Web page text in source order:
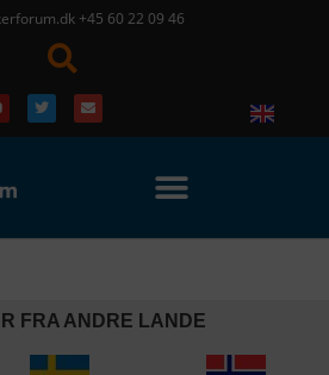
+45 60 22 09 46
FRA ANDRE LANDE